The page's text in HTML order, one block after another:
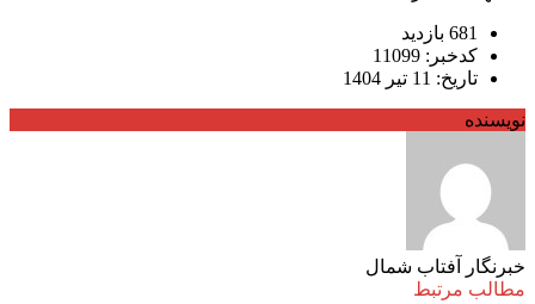
681 بازدید
کدخبر: 11099
تاریخ: 11 تیر 1404
نویسنده
خبرنگار آفتاب شمال
مطالب مرتبط